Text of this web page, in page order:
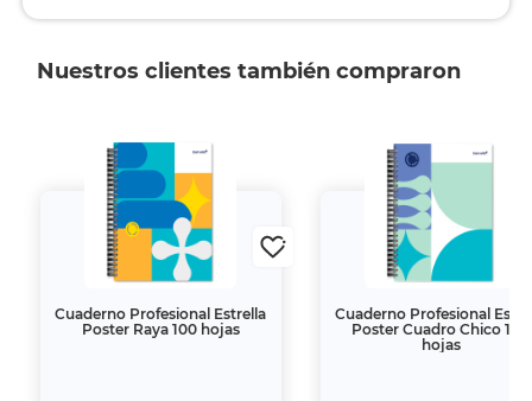
Nuestros clientes también compraron
Cuaderno Profesional Estrella
Poster Raya 100 hojas
Cuaderno Profesional
Poster Cuadro Chico 100
hojas